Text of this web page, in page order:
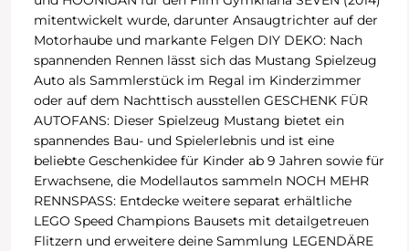
mitentwickelt wurde, darunter Ansaugtrichter auf der
Motorhaube und markante Felgen DIY DEKO: Nach
spannenden Rennen lässt sich das Mustang Spielzeug
Auto als Sammlerstück im Regal im Kinderzimmer
oder auf dem Nachttisch ausstellen GESCHENK FÜR
AUTOFANS: Dieser Spielzeug Mustang bietet ein
spannendes Bau- und Spielerlebnis und ist eine
beliebte Geschenkidee für Kinder ab 9 Jahren sowie für
Erwachsene, die Modellautos sammeln NOCH MEHR
RENNSPASS: Entdecke weitere separat erhältliche
LEGO Speed Champions Bausets mit detailgetreuen
Flitzern und erweitere deine Sammlung LEGENDÄRE